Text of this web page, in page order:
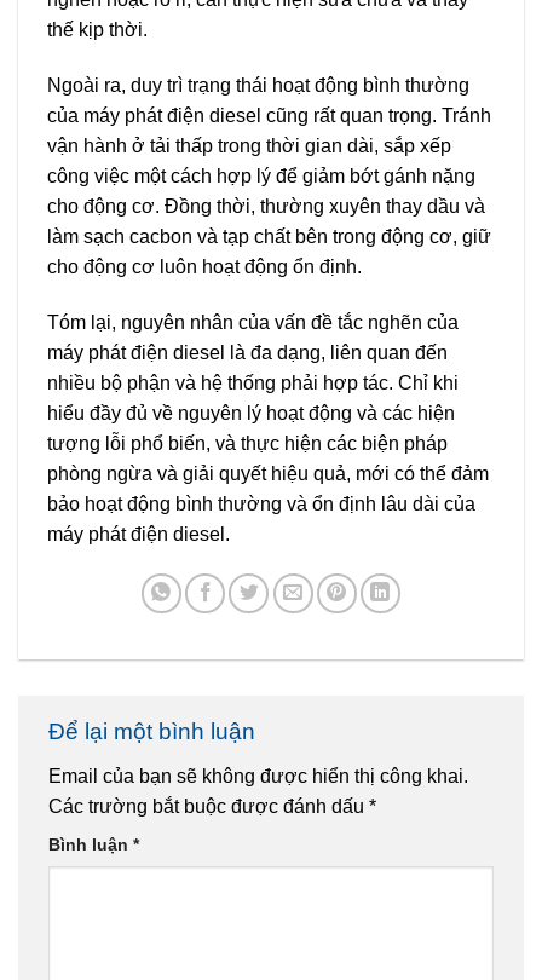
thế kịp thời.
Ngoài ra, duy trì trạng thái hoạt động bình thường
của máy phát điện diesel cũng rất quan trọng. Tránh
vận hành ở tải thấp trong thời gian dài, sắp xếp
công việc một cách hợp lý để giảm bớt gánh nặng
cho động cơ. Đồng thời, thường xuyên thay dầu và
làm sạch cacbon và tạp chất bên trong động cơ, giữ
cho động cơ luôn hoạt động ổn định.
Tóm lại, nguyên nhân của vấn đề tắc nghẽn của
máy phát điện diesel là đa dạng, liên quan đến
nhiều bộ phận và hệ thống phải hợp tác. Chỉ khi
hiểu đầy đủ về nguyên lý hoạt động và các hiện
tượng lỗi phổ biến, và thực hiện các biện pháp
phòng ngừa và giải quyết hiệu quả, mới có thể đảm
bảo hoạt động bình thường và ổn định lâu dài của
máy phát điện diesel.
Để lại một bình luận
Email của bạn sẽ không được hiển thị công khai.
Các trường bắt buộc được đánh dấu *
Bình luận *